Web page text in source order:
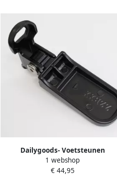
Dailygoods- Voetsteunen
Hoogwaardige Aluminiumlegering
Antislip Vouwbaar Geschikt voor
1 webshop
€ 44,95